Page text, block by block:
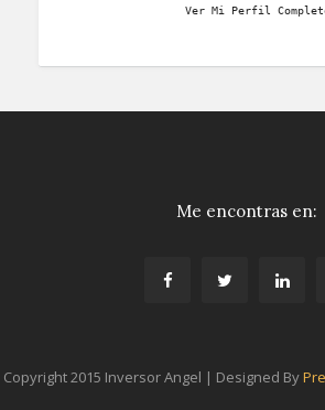
Ver Mi Perfil
Me encontras en:
Copyright 2015 Inversor Angel | Designed By